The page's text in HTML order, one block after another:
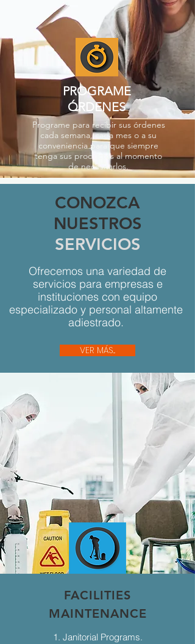
PROGRAME
ÓRDENES
Programe para recibir sus órdenes
cada semana, cada mes o a su
conveniencia para que siempre
tenga sus productos al momento
de necesitarlos.
CONOZCA
NUESTROS
SERVICIOS
Ofrecemos una variedad de
servicios para empresas e
instituciones con equipo
especializado y personal altamente
adiestrado.
VER MÁS...
FACILITIES
MAINTENANCE
1. Janitorial Programs.